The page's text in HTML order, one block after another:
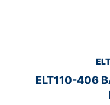
ELT110-406